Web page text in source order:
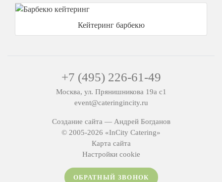
Кейтеринг барбекю
+7 (495) 226-61-49
Москва, ул. Прянишникова 19а с1
event@cateringincity.ru
Создание сайта — Андрей Богданов
© 2005-2026 «InCity Catering»
Карта сайта
Настройки cookie
ОБРАТНЫЙ ЗВОНОК